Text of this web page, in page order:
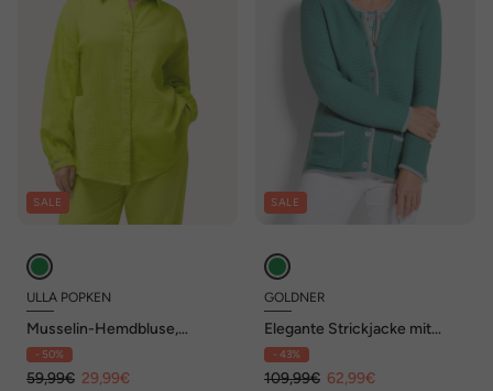
SALE
ULLA POPKEN
Musselin-Hemdbluse,
Oversized, Hemdkragen,
Langarm
- 50%
59,99€ 29,99€
SALE
GOLDNER
Elegante Strickjacke mit
Taschen
- 43%
109,99€ 62,99€